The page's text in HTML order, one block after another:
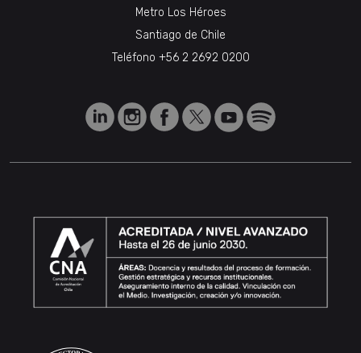
Metro Los Héroes
Santiago de Chile
Teléfono +56 2 2692 0200